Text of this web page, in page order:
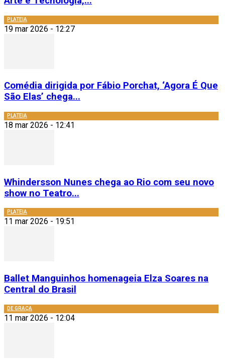
PLATEIA
19 mar 2026 - 12:27
Comédia dirigida por Fábio Porchat, ‘Agora É Que
São Elas’ chega...
PLATEIA
18 mar 2026 - 12:41
Whindersson Nunes chega ao Rio com seu novo
show no Teatro...
PLATEIA
11 mar 2026 - 19:51
Ballet Manguinhos homenageia Elza Soares na
Central do Brasil
DE GRAÇA
11 mar 2026 - 12:04